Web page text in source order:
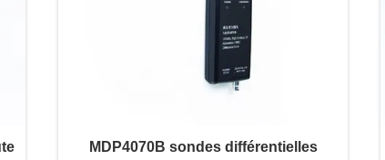
MDP4070B sondes différentielles